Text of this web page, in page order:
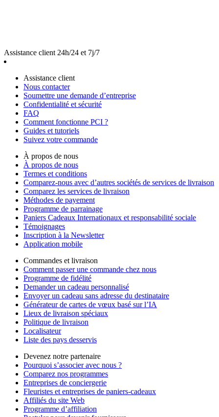
Assistance client 24h/24 et 7j/7
Assistance client
Nous contacter
Soumettre une demande d’entreprise
Confidentialité et sécurité
FAQ
Comment fonctionne PCI ?
Guides et tutoriels
Suivez votre commande
À propos de nous
À propos de nous
Termes et conditions
Comparez-nous avec d’autres sociétés de services de livraison
Comparez les services de livraison
Méthodes de payement
Programme de parrainage
Paniers Cadeaux Internationaux et responsabilité sociale
Témoignages
Inscription à la Newsletter
Application mobile
Commandes et livraison
Comment passer une commande chez nous
Programme de fidélité
Demander un cadeau personnalisé
Envoyer un cadeau sans adresse du destinataire
Générateur de cartes de vœux basé sur l’IA
Lieux de livraison spéciaux
Politique de livraison
Localisateur
Liste des pays desservis
Devenez notre partenaire
Pourquoi s’associer avec nous ?
Comparez nos programmes
Entreprises de conciergerie
Fleuristes et entreprises de paniers-cadeaux
Affiliés du site Web
Programme d’affiliation